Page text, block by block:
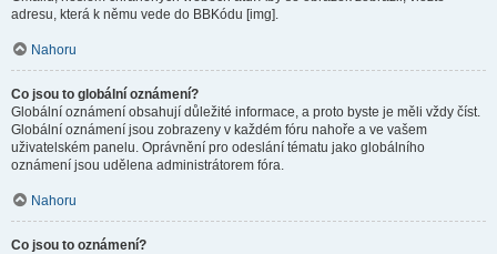
adresu, která k němu vede do BBKódu [img].
Nahoru
Co jsou to globální oznámení?
Globální oznámení obsahují důležité informace, a proto byste je měli vždy číst.
Globální oznámení jsou zobrazeny v každém fóru nahoře a ve vašem
uživatelském panelu. Oprávnění pro odeslání tématu jako globálního
oznámení jsou udělena administrátorem fóra.
Nahoru
Co jsou to oznámení?